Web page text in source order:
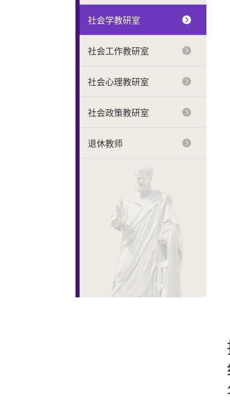
社会学教研室
社会工作教研室
社会心理教研室
社会政策教研室
退休教师